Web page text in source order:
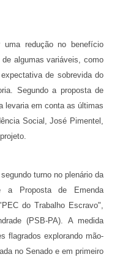
uma redução no benefício
de algumas variáveis, como
de sobrevida do
Segundo a proposta de
levaria em conta as últimas
Social, José Pimentel,
turno no plenário da
a Proposta de Emenda
do Trabalho Escravo",
(PSB-PA). A medida
flagrados explorando mão-
no Senado e em primeiro